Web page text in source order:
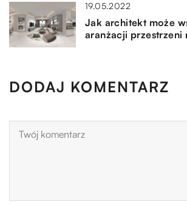
19.05.2022
Jak architekt może
aranżacji przestrzeni
DODAJ KOMENTARZ